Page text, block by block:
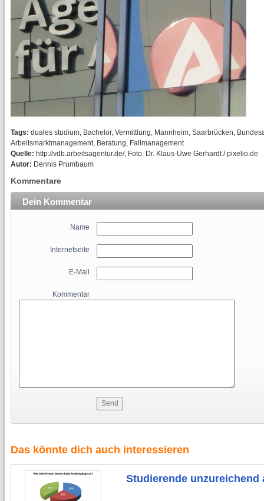
Tags: duales studium, Bachelor, Vermittlung, Mannheim, Saarbrücken,
Arbeitsmarktmanagement, Beratung, Fallmanagement
Quelle: http://vdb.arbeitsagentur.de/; Foto: Dr. Klaus-Uwe Gerhardt / pixelio.de
Autor: Dennis Prumbaum
Kommentare
Dein Kommentar
Name
Internetseite
E-Mail
Kommentar
Das könnte dich auch interessieren
Studierende